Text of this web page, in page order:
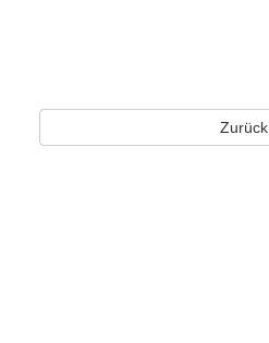
Zurück